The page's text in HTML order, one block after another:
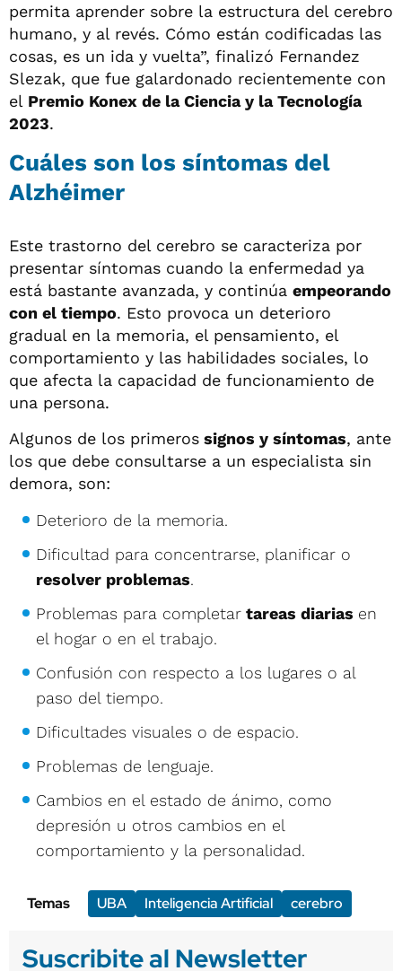
permita aprender sobre la estructura del cerebro
humano, y al revés. Cómo están codificadas las
cosas, es un ida y vuelta”, finalizó Fernandez
Slezak, que fue galardonado recientemente con
el Premio Konex de la Ciencia y la Tecnología
2023.
Cuáles son los síntomas del
Alzhéimer
Este trastorno del cerebro se caracteriza por
presentar síntomas cuando la enfermedad ya
está bastante avanzada, y continúa empeorando
con el tiempo. Esto provoca un deterioro
gradual en la memoria, el pensamiento, el
comportamiento y las habilidades sociales, lo
que afecta la capacidad de funcionamiento de
una persona.
Algunos de los primeros signos y síntomas, ante
los que debe consultarse a un especialista sin
demora, son:
Deterioro de la memoria.
Dificultad para concentrarse, planificar o
resolver problemas.
Problemas para completar tareas diarias en
el hogar o en el trabajo.
Confusión con respecto a los lugares o al
paso del tiempo.
Dificultades visuales o de espacio.
Problemas de lenguaje.
Cambios en el estado de ánimo, como
depresión u otros cambios en el
comportamiento y la personalidad.
Temas UBA Inteligencia Artificial cerebro
Suscribite al Newsletter